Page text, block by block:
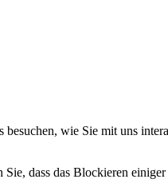
wie Sie mit uns
dass das Blockieren